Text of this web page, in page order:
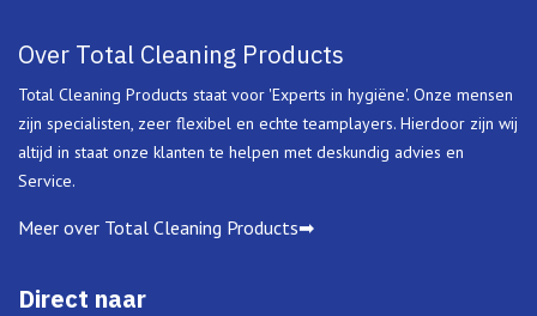
Over Total Cleaning Products
Total Cleaning Products staat voor 'Experts in hygiëne'. Onze mensen
zijn specialisten, zeer flexibel en echte teamplayers. Hierdoor zijn wij
altijd in staat onze klanten te helpen met deskundig advies en
Service.
Meer over Total Cleaning Products➡
Direct naar